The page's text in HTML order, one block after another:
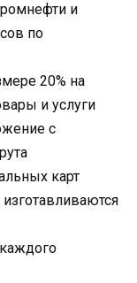
и
по
20% на
и услуги
с
карт